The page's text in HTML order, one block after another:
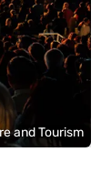
and Tourism